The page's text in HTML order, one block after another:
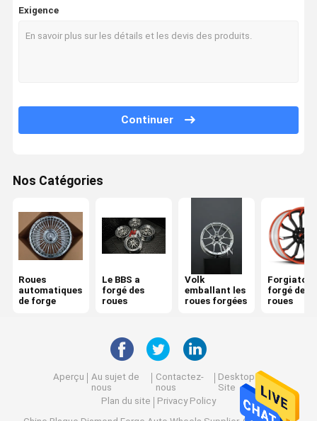
Vossen a forgé des roues
roues forgées sur mesure
Porsche a forgé des roues
Lexani a forgé des roues
Roues forgées rotiformes
Ferrari a forgé des roues
le monoblock a forgé des roues
2 morceaux ont forgé des roues
Exigence
Continuer
Nos Catégories
Roues
automatiques
de forge
Le BBS a
forgé des
roues
Volk
emballant les
roues forgées
Forgiato a
forgé des
roues
Aperçu
Au sujet de
nous
Contactez-
nous
Desktop
Site
Plan du site
Privacy Policy